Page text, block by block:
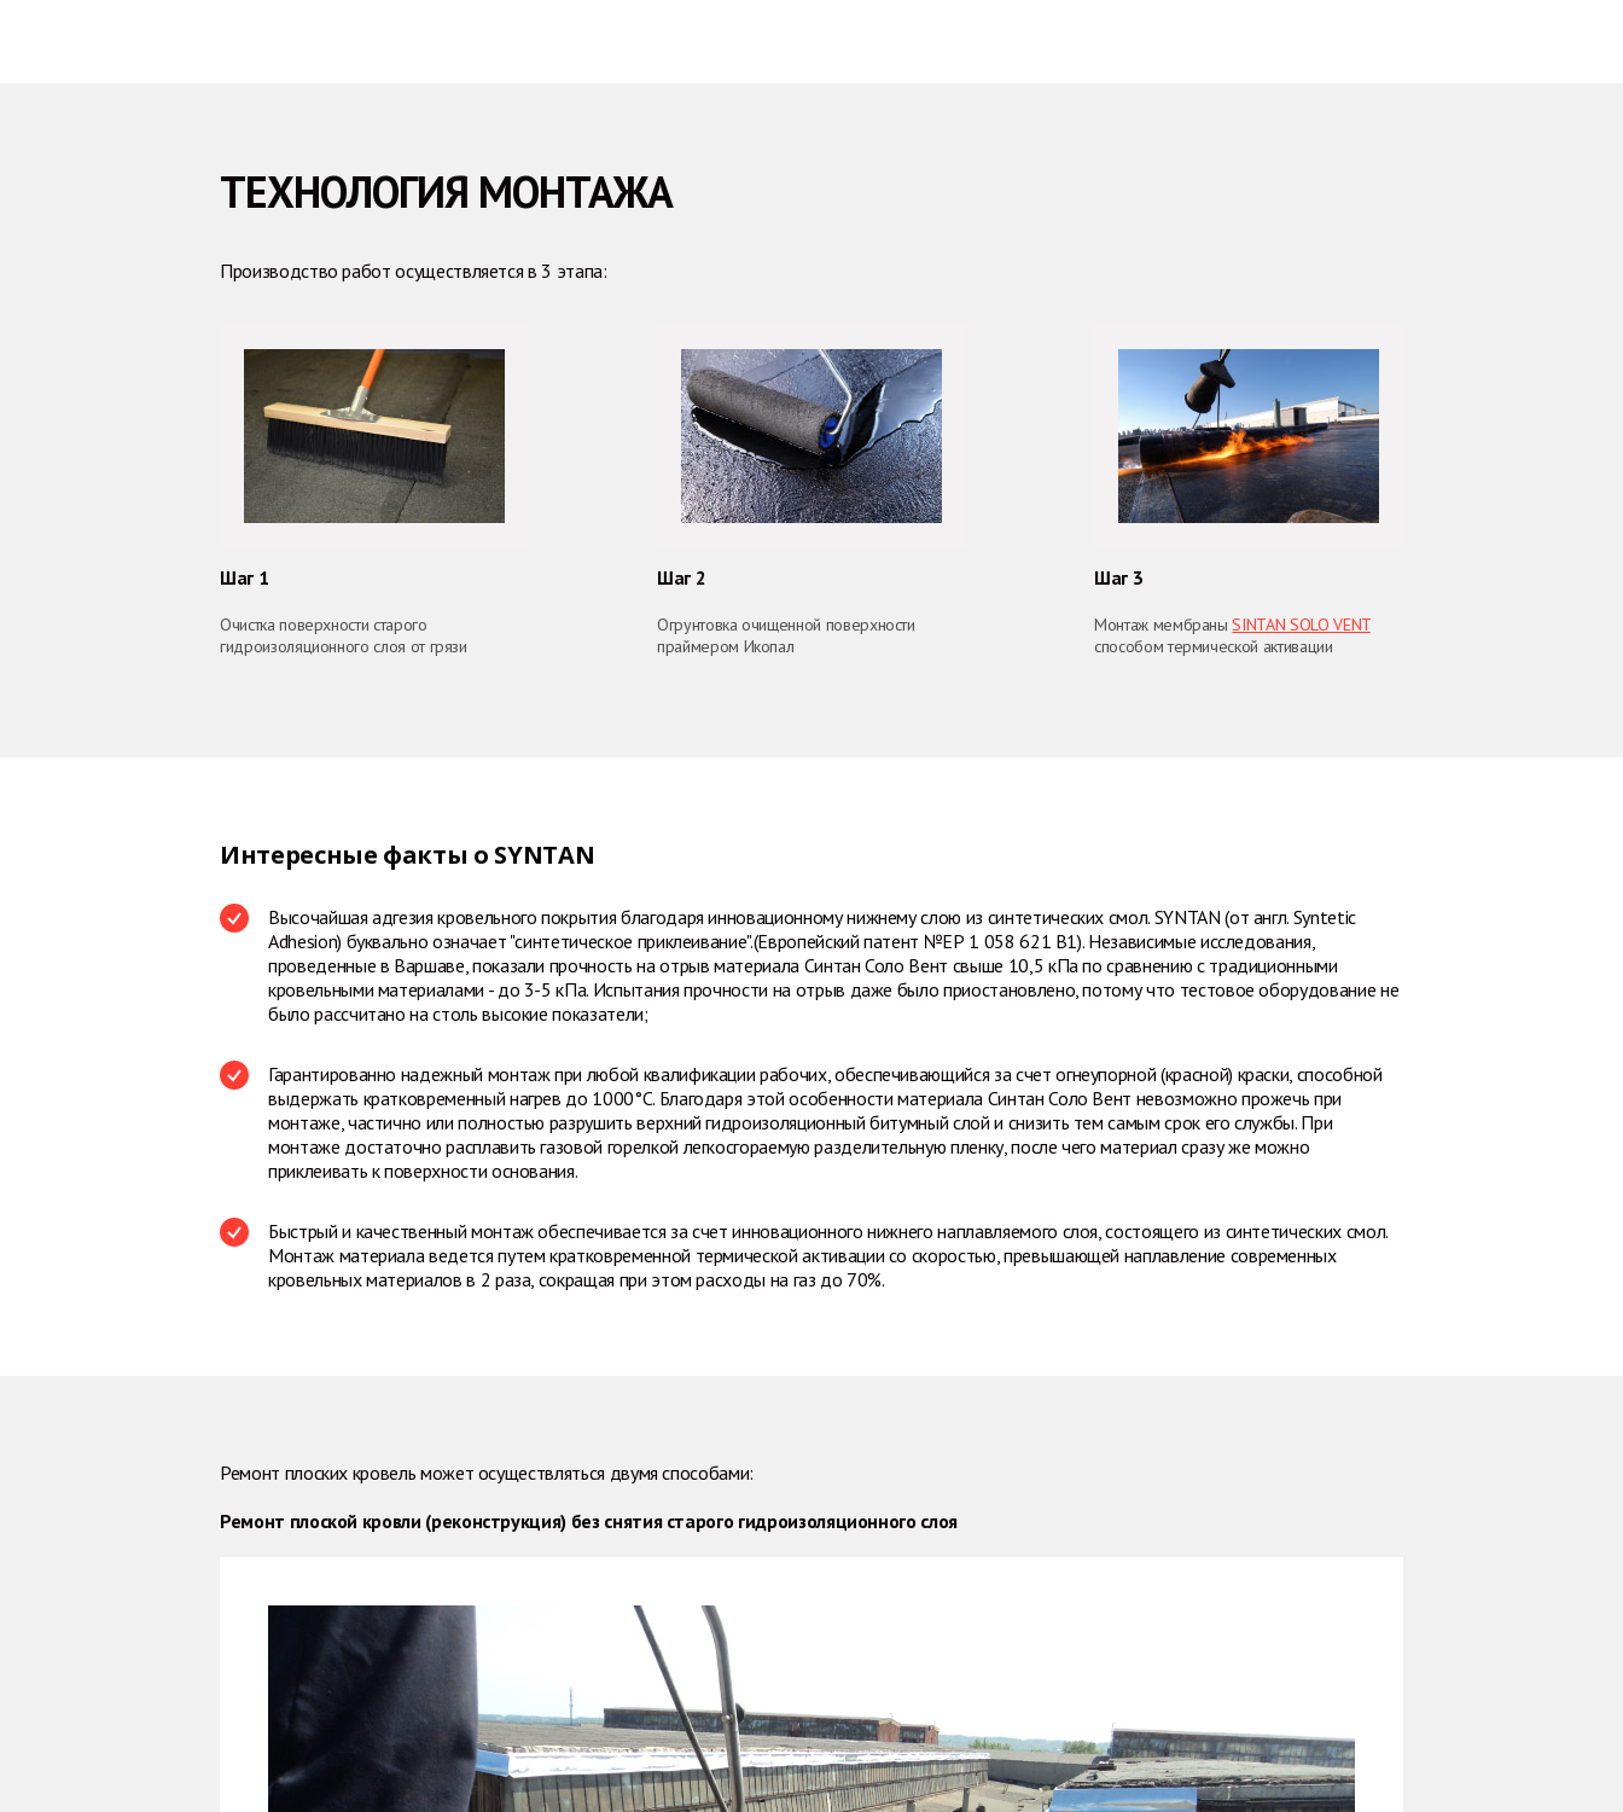
ТЕХНОЛОГИЯ МОНТАЖА
Производство работ осуществляется в 3 этапа:
Шаг 1
Очистка поверхности старого
гидроизоляционного слоя от грязи
Шаг 2
Огрунтовка очищенной поверхности
праймером Икопал
Шаг 3
Монтаж мембраныSINTAN SOLO VENT
способом термической активации
Интересные факты о SYNTAN
Высочайшая адгезия кровельного покрытия благодаря инновационному нижнему слою из синтетических смол. SYNTAN (от англ. Syntetic
Adhesion) буквально означает "синтетическое приклеивание".(Европейский патент №ЕР 1 058 621 В1). Независимые исследования,
проведенные в Варшаве, показали прочность на отрыв материала Синтан Соло Вент свыше 10,5 кПа по сравнению с традиционными
кровельными материалами - до 3-5 кПа. Испытания прочности на отрыв даже было приостановлено, потому что тестовое оборудование не
было рассчитано на столь высокие показатели;
Гарантированно надежный монтаж при любой квалификации рабочих, обеспечивающийся за счет огнеупорной (красной) краски, способной
выдержать кратковременный нагрев до 1000°С. Благодаря этой особенности материала Синтан Соло Вент невозможно прожечь при
монтаже, частично или полностью разрушить верхний гидроизоляционный битумный слой и снизить тем самым срок его службы. При
монтаже достаточно расплавить газовой горелкой легкосгораемую разделительную пленку, после чего материал сразу же можно
приклеивать к поверхности основания.
Быстрый и качественный монтаж обеспечивается за счет инновационного нижнего наплавляемого слоя, состоящего из синтетических смол.
Монтаж материала ведется путем кратковременной термической активации со скоростью, превышающей наплавление современных
кровельных материалов в 2 раза, сокращая при этом расходы на газ до 70%.
Ремонт плоских кровель может осуществляться двумя способами:
Ремонт плоской кровли (реконструкция) без снятия старого гидроизоляционного слоя